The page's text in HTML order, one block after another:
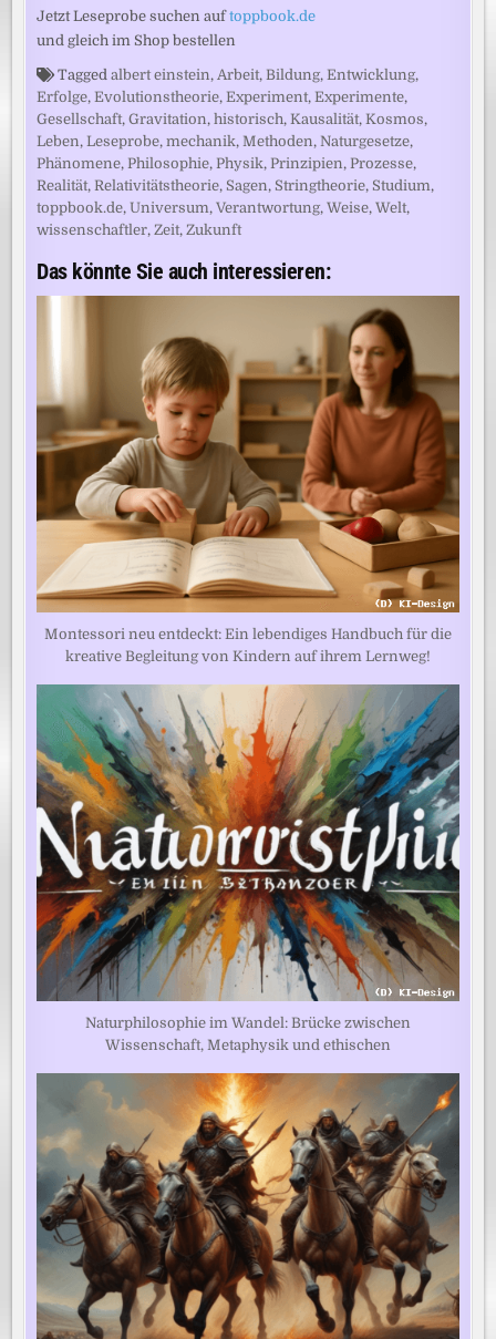
Jetzt Leseprobe suchen auftoppbook.de
und gleich im Shop bestellen
Taggedalbert einstein,Arbeit,Bildung,Entwicklung,
Erfolge,Evolutionstheorie,Experiment,Experimente,
Gesellschaft,Gravitation,historisch,Kausalität,Kosmos,
Leben,Leseprobe,mechanik,Methoden,Naturgesetze,
Phänomene,Philosophie,Physik,Prinzipien,Prozesse,
Realität,Relativitätstheorie, Sagen, Stringtheorie, Studium,
toppbook.de,Universum,Verantwortung,Weise,Welt,
wissenschaftler,Zeit,Zukunft
Das könnte Sie auch interessieren:
Montessori neu entdeckt: Ein lebendiges Handbuch für die
kreative Begleitung von Kindern auf ihrem Lernweg!
Naturphilosophie im Wandel: Brücke zwischen
Wissenschaft, Metaphysik und ethischen